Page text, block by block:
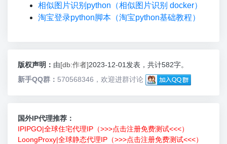
相似图片识别python（相似图片识别 docker）
淘宝登录python脚本（淘宝python基础教程）
版权声明： 由[db:作者]2023-12-01发表，共计582字。
新手QQ群： 570568346，欢迎进群讨论
国外IP代理推荐：
IPIPGO|全球住宅代理IP（>>>点击注册免费测试<<<）
LoongProxy|全球静态代理IP（>>>点击注册免费测试<<<）